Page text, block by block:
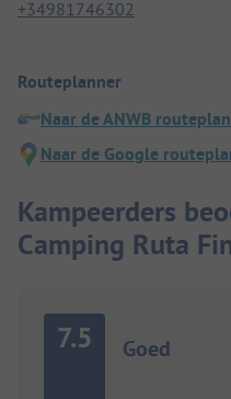
+34981746302
Routeplanner
Naar de ANWB
Naar de Google
Kampeerders
Camping Ruta
7.5 Goed